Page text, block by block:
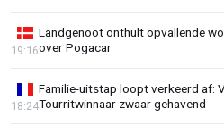
Landgenoot onthult opvallende
over Pogacar
19:16
Familie-uitstap loopt verkeerd af:
Tourritwinnaar zwaar gehavend
18:24